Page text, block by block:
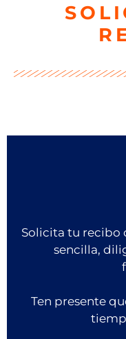
Solicita tu recibo
sencilla,
Ten presente